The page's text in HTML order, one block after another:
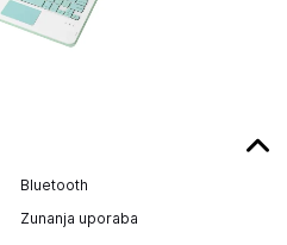
Bluetooth
Zunanja uporaba